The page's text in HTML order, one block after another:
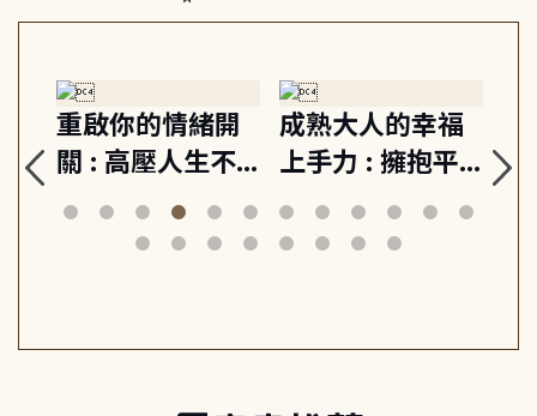
重啟你的情緒開
關 : 高壓人生不
爆炸指南, 5分鐘
減輕身心壓力, 找
成熟大人的幸福
上手力 : 擁抱平
凡中的每個燦爛
時刻, 給匱乏世代
球